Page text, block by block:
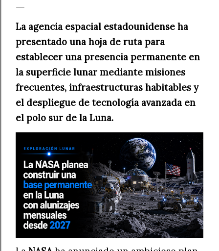
La agencia espacial estadounidense ha
presentado una hoja de ruta para
establecer una presencia permanente en
la superficie lunar mediante misiones
frecuentes, infraestructuras habitables y
el despliegue de tecnología avanzada en
el polo sur de la Luna.